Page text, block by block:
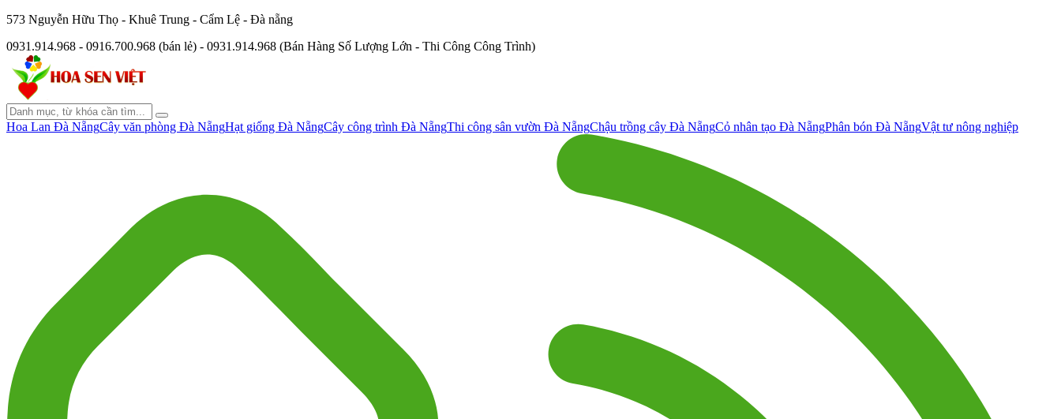
573 Nguyễn Hữu Thọ - Khuê Trung - Cẩm Lệ - Đà nẵng
0931.914.968 - 0916.700.968 (bán lẻ) - 0931.914.968 (Bán Hàng Số Lượng Lớn - Thi Công Công Trình)
Hoa Lan Đà NẵngCây văn phòng Đà NẵngHạt giống Đà NẵngCây công trình Đà NẵngThi công sân vườn Đà NẵngChậu trồng cây Đà NẵngCỏ nhân tạo Đà NẵngPhân bón Đà NẵngVật tư nông nghiệp